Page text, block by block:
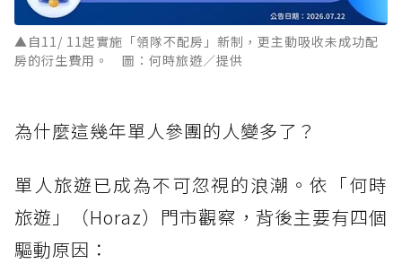
▲自11/ 11起實施「領隊不配房」新制，更主動吸收未成功配
房的衍生費用。 圖：何時旅遊／提供
為什麼這幾年單人參團的人變多了？
單人旅遊已成為不可忽視的浪潮。依「何時
旅遊」（Horaz）門市觀察，背後主要有四個
驅動原因：